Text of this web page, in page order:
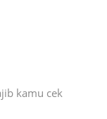
kamu cek